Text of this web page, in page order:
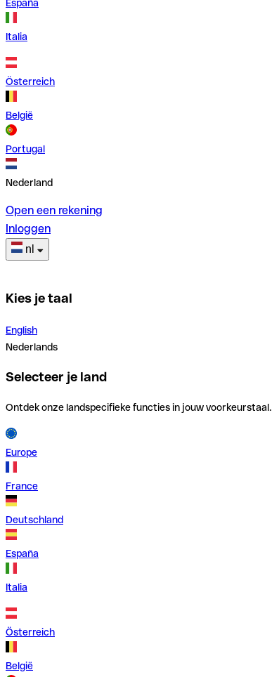
España
Italia
Österreich
België
Portugal
Nederland
Open een rekening
Inloggen
nl
Kies je taal
English
Nederlands
Selecteer je land
Ontdek onze landspecifieke functies in jouw voorkeurstaal.
Europe
France
Deutschland
España
Italia
Österreich
België